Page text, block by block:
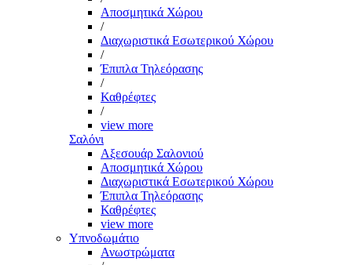
Αποσμητικά Χώρου
/
Διαχωριστικά Εσωτερικού Χώρου
/
Έπιπλα Τηλεόρασης
/
Καθρέφτες
/
view more
Σαλόνι
Αξεσουάρ Σαλονιού
Αποσμητικά Χώρου
Διαχωριστικά Εσωτερικού Χώρου
Έπιπλα Τηλεόρασης
Καθρέφτες
view more
Υπνοδωμάτιο
Ανωστρώματα